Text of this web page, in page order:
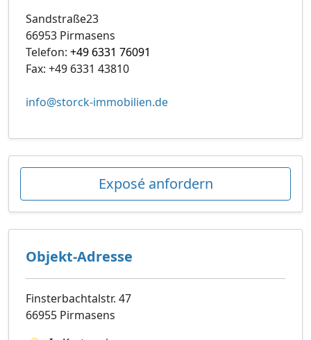
Sandstraße23
66953 Pirmasens
Telefon: +49 6331 76091
Fax: +49 6331 43810
info@storck-immobilien.de
Exposé anfordern
Objekt-Adresse
Finsterbachtalstr. 47
66955 Pirmasens